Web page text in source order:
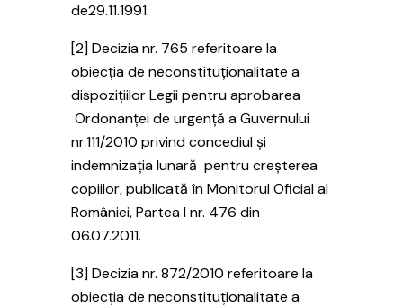
de29.11.1991.
[2] Decizia nr. 765 referitoare la
obiecţia de neconstituţionalitate a
dispoziţiilor Legii pentru aprobarea
Ordonanţei de urgenţă a Guvernului
nr.111/2010 privind concediul şi
indemnizaţia lunară pentru creşterea
copiilor, publicată în Monitorul Oficial al
României, Partea I nr. 476 din
06.07.2011.
[3] Decizia nr. 872/2010 referitoare la
obiecția de neconstituționalitate a